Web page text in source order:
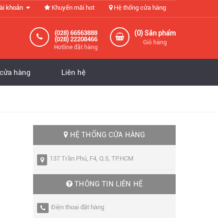
khoản Khuyến mãi hot Hệ thống cửa hàng
(0) Sản phẩm
Giỏ hàng
(028) 66563888
(028) 22208466
Hotline đặt hàng
hàng Liên hệ
HỆ THỐNG CỬA HÀNG
137 Trần Phú, F4, Q.5, TP.HCM
THÔNG TIN LIÊN HỆ
Điện thoại đặt hàng